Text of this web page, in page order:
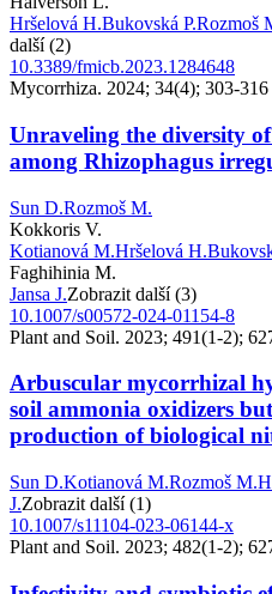
Hršelová H.Bukovská P.Rozmoš
další (2)
10.3389/fmicb.2023.1284648
Mycorrhiza. 2024; 34(4); 303-316
Unraveling the diversity
among Rhizophagus
Sun D.Rozmoš M.
Kokkoris V.
Kotianová M.Hršelová H.
Faghihinia M.
Jansa J.Zobrazit další (3)
10.1007/s00572-024-01154-8
Plant and Soil. 2023; 491(1-2);
Arbuscular mycorrhizal
soil ammonia oxidizers
production of biological
Sun D.Kotianová M.Rozmoš M.
J.Zobrazit další (1)
10.1007/s11104-023-06144-x
Plant and Soil. 2023; 482(1-2);